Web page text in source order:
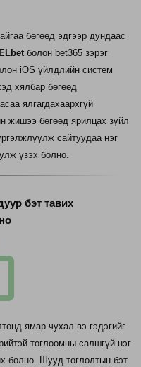
бөгөөд эдгээр дундаас
болон bet365 зэрэг
iOS үйлдлийн систем
хялбар бөгөөд
ялгагдахаархгүй
жишээ бөгөөд ярилцах зүйл
сайтуудаа нэг
үзэх болно.
бэт тавих
ямар чухал вэ гэдэгийг
тоглоомны салшгүй нэг
болно. Шууд тоглолтын бэт